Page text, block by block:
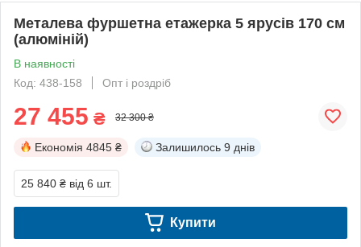
Металева фуршетна етажерка 5 ярусів 170 см
(алюміній)
В наявності
Код: 438-158
Опт і роздріб
27 455 ₴ 32 300 ₴
Економія 4845 ₴ Залишилось 9 днів
25 840 ₴ від 6 шт.
Купити